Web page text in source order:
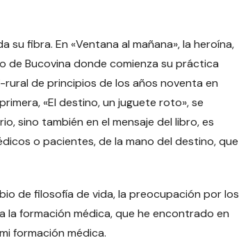
fibra. En «Ventana al mañana», la heroína,
de Bucovina donde comienza su práctica
de principios de los años noventa en
«El destino, un juguete roto», se
sino también en el mensaje del libro, es
o pacientes, de la mano del destino, que
de filosofía de vida, la preocupación por los
formación médica, que he encontrado en
formación médica.